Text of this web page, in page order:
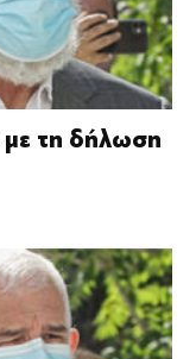
με τη δήλωση